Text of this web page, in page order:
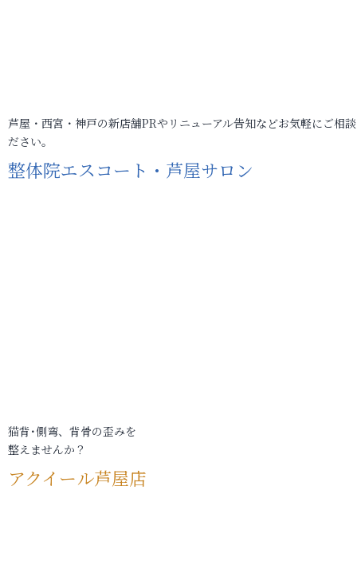
芦屋・西宮・神戸の新店舗PRやリニューアル告知などお気軽にご相
ださい。
整体院エスコート・芦屋サロン
猫背･側弯、背骨の歪みを
整えませんか？
アクイール芦屋店